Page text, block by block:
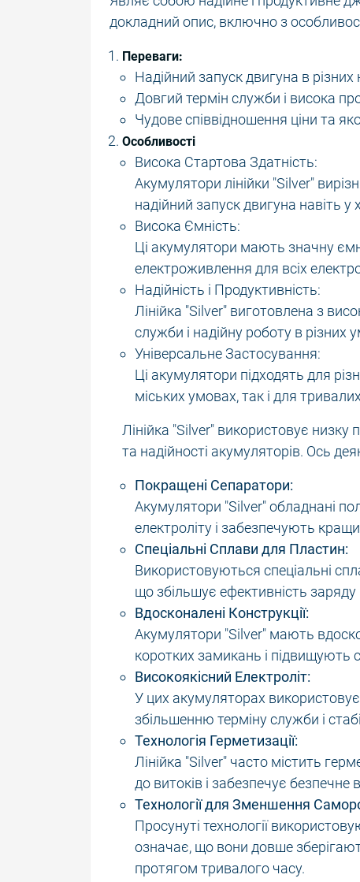
докладний опис, включно з
Переваги:
Надійний запуск двигуна в
Довгий термін служби і висока
Чудове співвідношення ціни та
Особливості
Висока Стартова Здатність:
Акумулятори лінійки "Silver"
надійний запуск двигуна навіть у
Висока Ємність:
Ці акумулятори мають значну
електроживлення для всіх
Надійність і Продуктивність:
Лінійка "Silver" виготовлена з
служби і надійну роботу в різних
Універсальне Застосування:
Ці акумулятори підходять для
міських умовах, так і для
Лінійка "Silver" використовує низку
та надійності акумуляторів. Ось
Покращені Сепаратори:
Акумулятори "Silver" обладнані
електроліту і забезпечують
Спеціальні Сплави для Пластин:
Використовуються спеціальні
що збільшує ефективність
Вдосконалені Конструкції:
Акумулятори "Silver" мають
коротких замикань і підвищують
Високоякісний Електроліт:
У цих акумуляторах
збільшенню терміну служби і
Технологія Герметизації:
Лінійка "Silver" часто містить
до витоків і забезпечує безпечне
Технології для Зменшення
Просунуті технології
означає, що вони довше
протягом тривалого часу.